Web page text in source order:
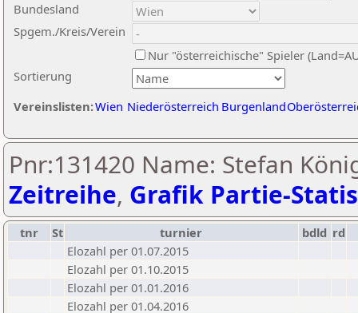
Sortierung
Bundesland
Spgem./Kreis/Verein
Nur "österreichische" Spieler
Vereinslisten:Wien Niederösterreich Burgenland
Pnr:131420 Name: Stefan
Zeitreihe, Grafik Partie-
tnr St turnier bdld rd
Elozahl per 01.07.2015
Elozahl per 01.10.2015
Elozahl per 01.01.2016
Elozahl per 01.04.2016